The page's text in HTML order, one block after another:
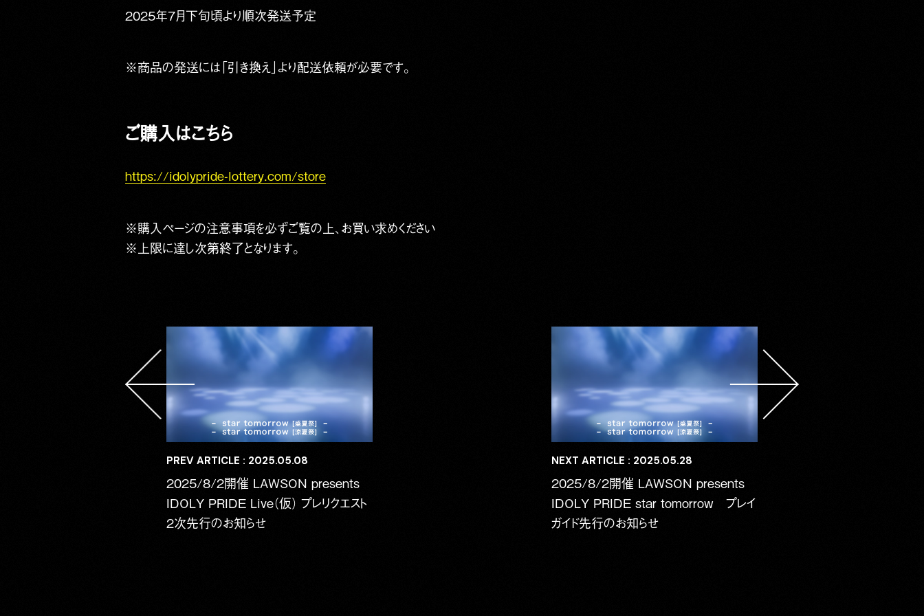
2025年7月下旬頃より順次発送予定
※商品の発送には「引き換え」より配送依頼が必要です。
ご購入はこちら
https://idolypride-lottery.com/store
※購入ページの注意事項を必ずご覧の上、お買い求めください
※上限に達し次第終了となります。
PREV ARTICLE : 2025.05.08
2025/8/2開催 LAWSON presents
IDOLY PRIDE Live（仮） プレリクエスト
2次先行のお知らせ
NEXT ARTICLE : 2025.05.28
2025/8/2開催 LAWSON presents
IDOLY PRIDE star tomorrow プレイ
ガイド先行のお知らせ